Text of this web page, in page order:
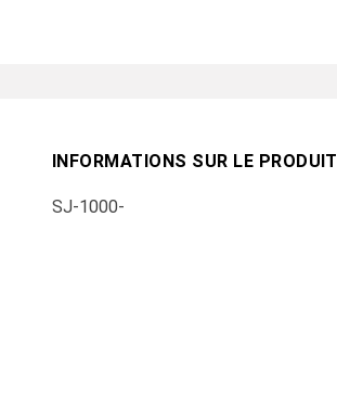
INFORMATIONS SUR LE PRODUIT
SJ-1000-